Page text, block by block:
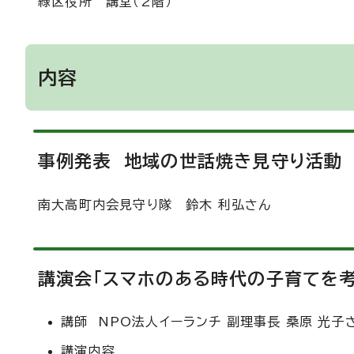
内容
事例発表 地域の世話焼き見守り活動
南大高町内会見守り隊 鈴木 利弘さん
講演会「スマホのある時代の子育てを考
講師 NPO法人イーランチ 副理事長 桑原 光子
講演内容